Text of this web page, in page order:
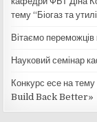
тему “Біогаз та
Вітаємо переможців
Науковий семінар
Конкурс есе на
Build Back Better»